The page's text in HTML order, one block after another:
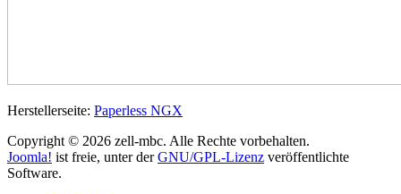
Herstellerseite: Paperless NGX
Copyright © 2026 zell-mbc. Alle Rechte vorbehalten.
Joomla! ist freie, unter derGNU/GPL-Lizenz veröffentlichte
Software.